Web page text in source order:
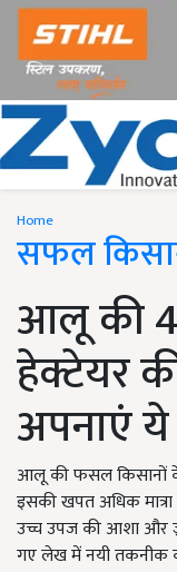
Home
सफल
आलू की
हेक्टेयर
अपनाएं
आलू की फसल किसानों
इसकी खपत अधिक मात्रा
उच्च उपज की आशा और
गए लेख में नयी तकनीक